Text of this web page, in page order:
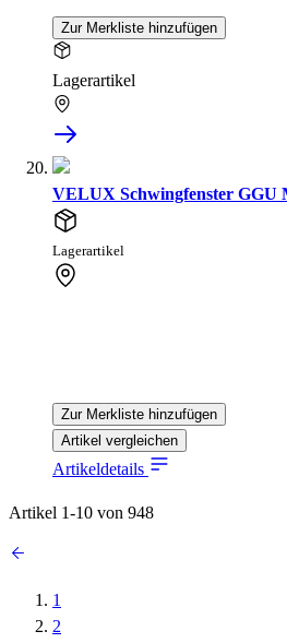
Zur Merkliste hinzufügen
Lagerartikel
VELUX Schwingfenster GGU
Lagerartikel
Zur Merkliste hinzufügen
Artikel vergleichen
Artikeldetails
Artikel 1-10 von 948
1
2